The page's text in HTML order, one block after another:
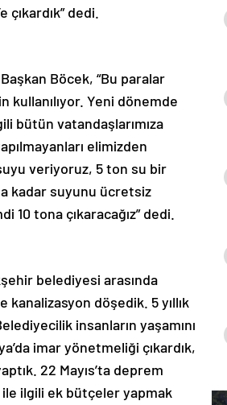
çıkardık” dedi.
Böcek, “Bu paralar
kullanılıyor. Yeni dönemde
bütün vatandaşlarımıza
elimizden
veriyoruz, 5 ton su bir
kadar suyunu ücretsiz
tona çıkaracağız” dedi.
belediyesi arasında
kanalizasyon döşedik. 5 yıllık
insanların yaşamını
imar yönetmeliği çıkardık,
22 Mayıs’ta deprem
ile ilgili ek bütçeler yapmak